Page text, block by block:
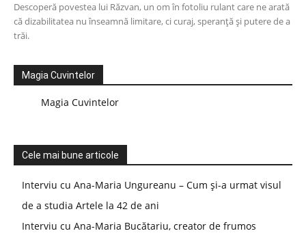
Descoperă povestea lui Răzvan, un om în fotoliu rulant care ne arată
că dizabilitatea nu înseamnă limitare, ci curaj, speranță și putere de a
trăi.
Magia Cuvintelor
Magia Cuvintelor
Cele mai bune articole
Interviu cu Ana-Maria Ungureanu – Cum și-a urmat visul
de a studia Artele la 42 de ani
Interviu cu Ana-Maria Bucătariu, creator de frumos